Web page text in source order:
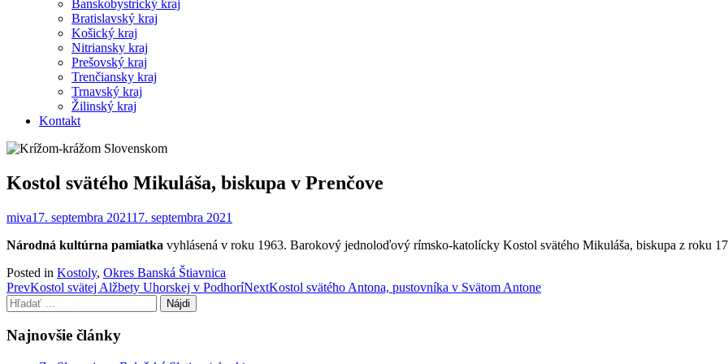
Banskobystrický kraj
Bratislavský kraj
Košický kraj
Nitriansky kraj
Prešovský kraj
Trenčiansky kraj
Trnavský kraj
Žilinský kraj
Kontakt
Kostol svätého Mikuláša, biskupa v Prenčove
miva17. septembra 202117. septembra 2021
Národná kultúrna pamiatka vyhlásená v roku 1963. Barokový jednoloďový rímsko-katolícky Kostol svätého Mikuláša, biskupa z roku
Posted in Kostoly, Okres Banská Štiavnica
Post
navigation
PrevKostol svätej Alžbety Uhorskej v PodhoríNextKostol svätého Antona, pustovníka v Svätom Antone
Hľadať:
Najnovšie články